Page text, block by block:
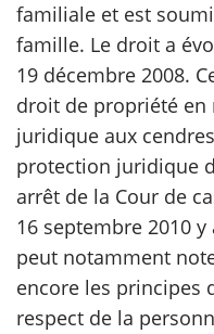
familiale et est
famille. Le droit a
19 décembre 2008.
droit de propriété
juridique aux
protection juridique
arrêt de la Cour de
16 septembre 2010
peut notamment
encore les principes
respect de la